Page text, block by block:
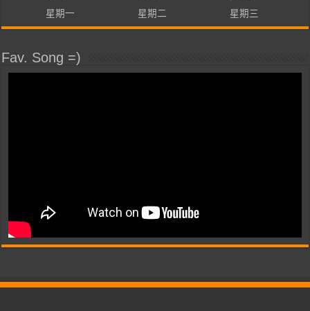
星期一 星期二 星期三
Fav. Song =)